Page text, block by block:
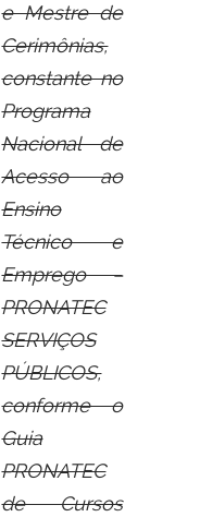
e Mestre de
Cerimônias,
constante no
Programa
Nacional de
Acesso ao
Ensino
Técnico e
Emprego –
PRONATEC
SERVIÇOS
PÚBLICOS,
conforme o
Guia
PRONATEC
de Cursos